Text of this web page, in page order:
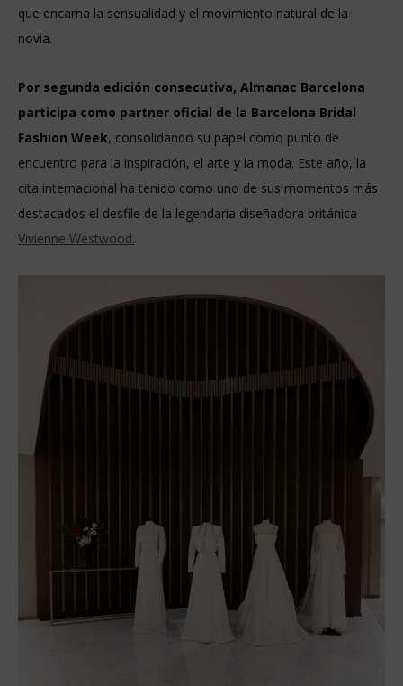
que encarna la sensualidad y el movimiento natural de la
novia.
Por segunda edición consecutiva, Almanac Barcelona
participa como partner oficial de la Barcelona Bridal
Fashion Week, consolidando su papel como punto de
encuentro para la inspiración, el arte y la moda. Este año, la
cita internacional ha tenido como uno de sus momentos más
destacados el desfile de la legendaria diseñadora británica
Vivienne Westwood.